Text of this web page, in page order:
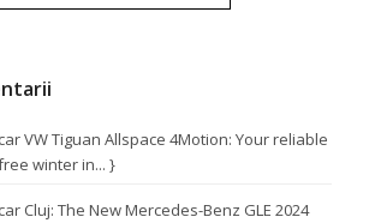
VW Tiguan Allspace 4Motion: Your reliable
winter in... }
Cluj: The New Mercedes-Benz GLE 2024